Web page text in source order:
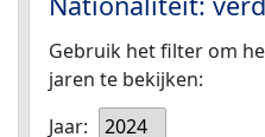
Gebruik het filter om
jaren te bekijken:
Jaar:
2024